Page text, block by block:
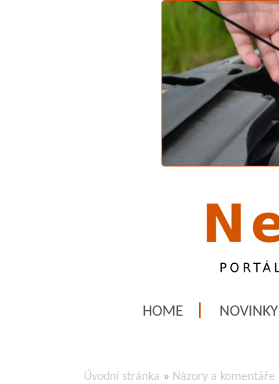
HOME NOVINKY
Úvodní stránka » Názory a komentáře